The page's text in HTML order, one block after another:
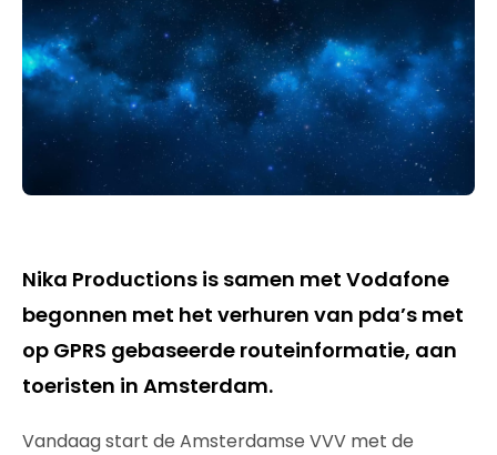
Nika Productions is samen met Vodafone
begonnen met het verhuren van pda’s met
op GPRS gebaseerde routeinformatie, aan
toeristen in Amsterdam.
Vandaag start de Amsterdamse VVV met de